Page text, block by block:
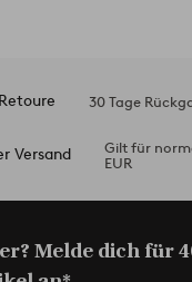
30 Tage
Versand
Gilt für
EUR
Melde dich für